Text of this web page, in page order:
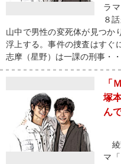
ラ
８
山中で男性の変死体が見つか
浮上する。事件の捜査はすぐ
志摩（星野）は一課の刑事・・
「
塚
ん
綾
マ